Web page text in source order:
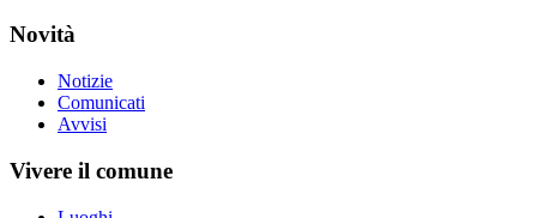
Novità
Notizie
Comunicati
Avvisi
Vivere il comune